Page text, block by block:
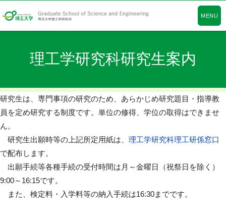
MENU
理工学研究科研究生案内
研究生は、専門事項の研究のため、あらかじめ研究題目・指導教
員を定め研究する制度です。単位の修得、学位の取得はできませ
ん。
研究生出願時等の上記所定用紙は、 理工学研究科理工研係窓口
で配布します。
出願手続等各種手続の受付時間は月～金曜日（祝祭日を除く）
9:00～16:15です。
また、検定料・入学料等の納入手続は16:30までです。